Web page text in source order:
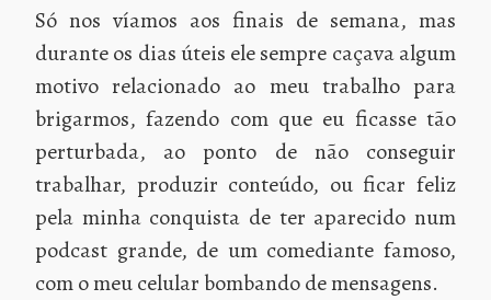
Só nos víamos aos finais de semana, mas
durante os dias úteis ele sempre caçava algum
motivo relacionado ao meu trabalho para
brigarmos, fazendo com que eu ficasse tão
perturbada, ao ponto de não conseguir
trabalhar, produzir conteúdo, ou ficar feliz
pela minha conquista de ter aparecido num
podcast grande, de um comediante famoso,
com o meu celular bombando de mensagens.